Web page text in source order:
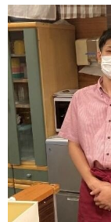
ャ
ー
ム
ポ
イ
ン
ト
）
｜
介
護
で
働
く
ア
ル
を
伝
え
る
情
報